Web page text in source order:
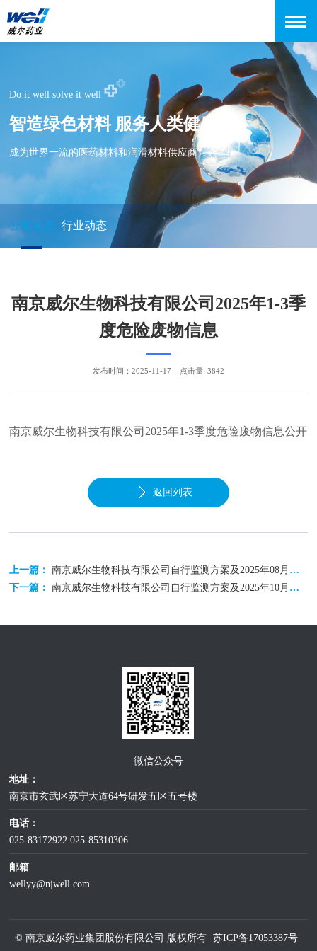
Do it well solve it well
智造绿色材料 服务人类健康
成为世界一流的医药材料和润滑材料供应商
公司动态 行业动态
南京威尔生物科技有限公司2025年1-3季
度危险废物信息
南京威尔生物科技有限公司2025年1-3季度危险废物信息公开
返回列表
上一篇：南京威尔生物科技有限公司自行监测方案及2025年08月（月度）监测报告
下一篇：南京威尔生物科技有限公司自行监测方案及2025年10月（季度）监测报告
微信公众号
地址：
南京市玄武区苏宁大道64号研发五区五号楼
电话：
025-83172922025-85310306
邮箱
wellyy@njwell.com
© 南京威尔药业集团股份有限公司 版权所有 苏ICP备17053387号